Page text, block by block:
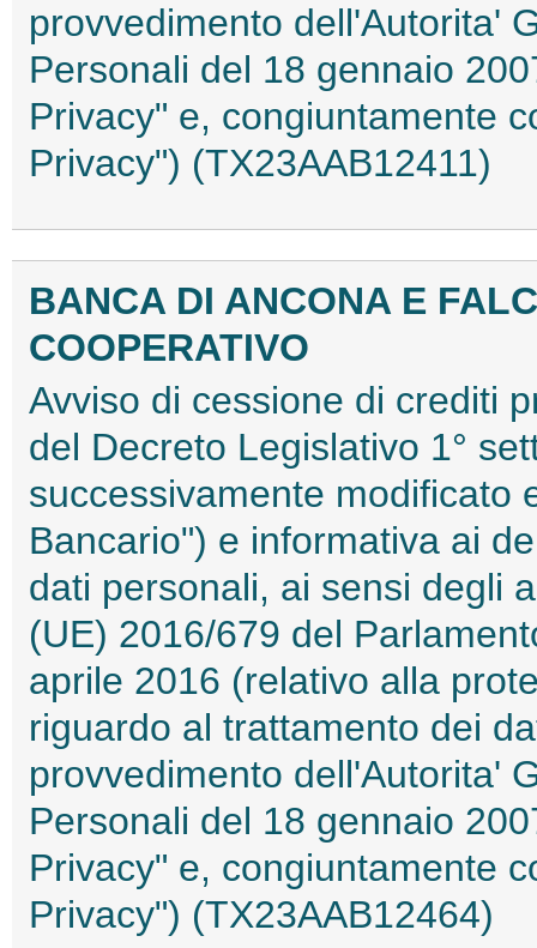
provvedimento dell'Autorita'
Personali del 18 gennaio
Privacy" e, congiuntamente
Privacy") (TX23AAB12411)
BANCA DI ANCONA E
COOPERATIVO
Avviso di cessione di crediti
del Decreto Legislativo 1°
successivamente modificato
Bancario") e informativa ai
dati personali, ai sensi degli
(UE) 2016/679 del
aprile 2016 (relativo alla
riguardo al trattamento dei
provvedimento dell'Autorita'
Personali del 18 gennaio
Privacy" e, congiuntamente
Privacy") (TX23AAB12464)